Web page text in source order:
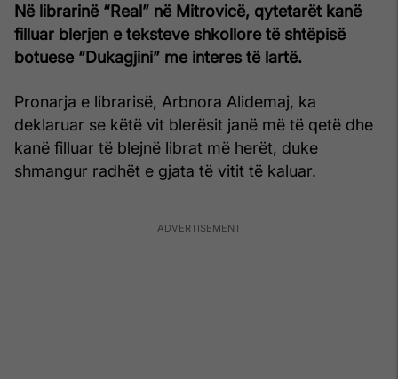
Në librarinë “Real” në Mitrovicë, qytetarët kanë
filluar blerjen e teksteve shkollore të shtëpisë
botuese “Dukagjini” me interes të lartë.
Pronarja e librarisë, Arbnora Alidemaj, ka
deklaruar se këtë vit blerësit janë më të qetë dhe
kanë filluar të blejnë librat më herët, duke
shmangur radhët e gjata të vitit të kaluar.